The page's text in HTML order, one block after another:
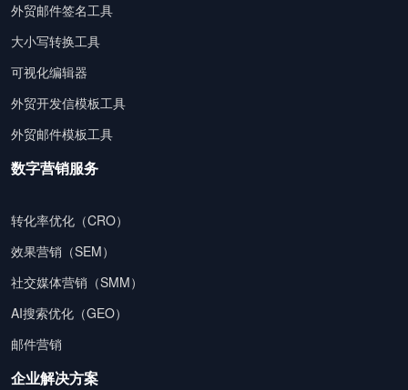
外贸邮件签名工具
大小写转换工具
可视化编辑器
外贸开发信模板工具
外贸邮件模板工具
数字营销服务
转化率优化（CRO）
效果营销（SEM）
社交媒体营销（SMM）
AI搜索优化（GEO）
邮件营销
企业解决方案